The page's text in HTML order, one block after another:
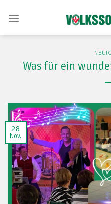
Was für ein
28
Nov.